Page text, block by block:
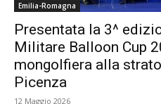
Emilia-Romagna
Presentata la 3^
Militare Balloon Cup
mongolfiera alla
Picenza
12 Maggio 2026